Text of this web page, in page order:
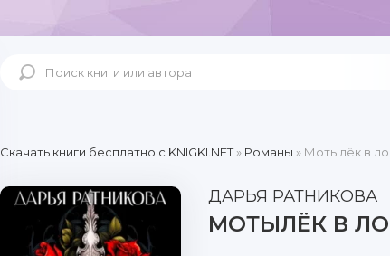
Скачать книги бесплатно c KNIGKI.NET» Романы » Мотылёк в
ДАРЬЯ РАТНИКОВА
МОТЫЛЁК В